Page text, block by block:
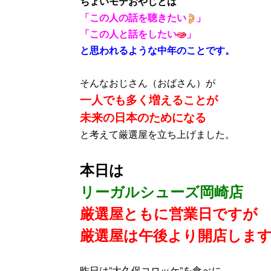
「この人の話を聴きたい
」
「この人と話をしたい
」
と思われるような中年のことです。
そんなおじさん（おばさん）が
一人でも多く増えることが
未来の日本のためになる
と考えて厳選屋を立ち上げました。
本日は
リーガルシューズ岡崎店
厳選屋ともに営業日ですが
厳選屋は午後より開店しま